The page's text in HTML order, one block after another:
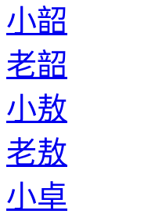
小韶
老韶
小敖
老敖
小卓